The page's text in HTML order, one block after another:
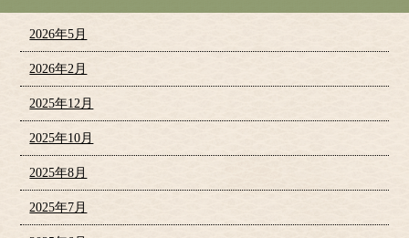
2026年5月
2026年2月
2025年12月
2025年10月
2025年8月
2025年7月